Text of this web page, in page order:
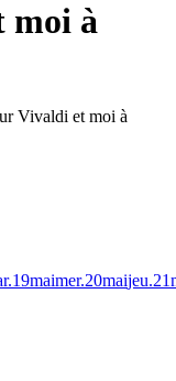
moi à
Vivaldi et moi à
19maimer.20maijeu.21